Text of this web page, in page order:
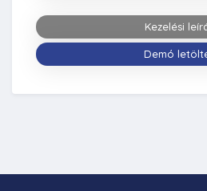
Kezelési
Demó